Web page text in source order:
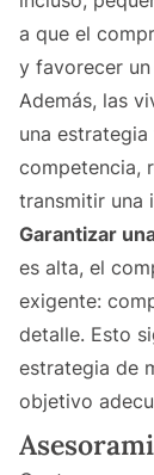
a que el
y favorecer
Además, las
una
competencia,
transmitir una
Garantizar
es alta, el
exigente:
detalle. Esto
estrategia de
objetivo